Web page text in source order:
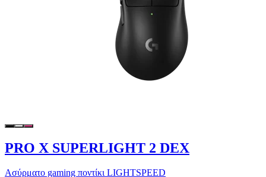
PRO X SUPERLIGHT 2 DEX
Ασύρματο gaming ποντίκι LIGHTSPEED